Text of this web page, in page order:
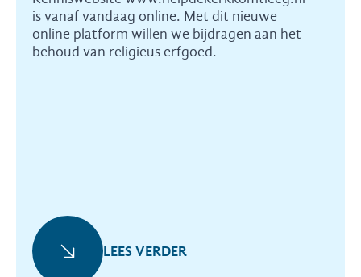
is vanaf vandaag online. Met dit nieuwe
online platform willen we bijdragen aan het
behoud van religieus erfgoed.
LEES VERDER